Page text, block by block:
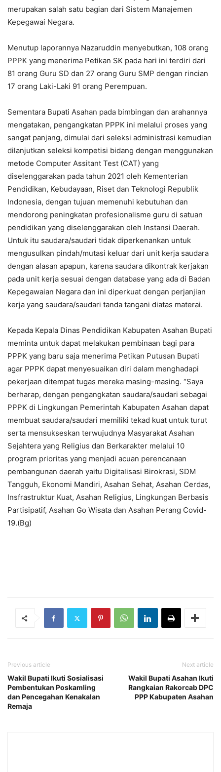
merupakan salah satu bagian dari Sistem Manajemen
Kepegawai Negara.
Menutup laporannya Nazaruddin menyebutkan, 108 orang
PPPK yang menerima Petikan SK pada hari ini terdiri dari
81 orang Guru SD dan 27 orang Guru SMP dengan rincian
17 orang Laki-Laki 91 orang Perempuan.
Sementara Bupati Asahan pada bimbingan dan arahannya
mengatakan, pengangkatan PPPK ini melalui proses yang
sangat panjang, dimulai dari seleksi administrasi kemudian
dilanjutkan seleksi kompetisi bidang dengan menggunakan
metode Computer Assitant Test (CAT) yang
diselenggarakan pada tahun 2021 oleh Kementerian
Pendidikan, Kebudayaan, Riset dan Teknologi Republik
Indonesia, dengan tujuan memenuhi kebutuhan dan
mendorong peningkatan profesionalisme guru di satuan
pendidikan yang diselenggarakan oleh Instansi Daerah.
Untuk itu saudara/saudari tidak diperkenankan untuk
mengusulkan pindah/mutasi keluar dari unit kerja saudara
dengan alasan apapun, karena saudara dikontrak kerjakan
pada unit kerja sesuai dengan database yang ada di Badan
Kepegawaian Negara dan ini diperkuat dengan perjanjian
kerja yang saudara/saudari tanda tangani diatas materai.
Kepada Kepala Dinas Pendidikan Kabupaten Asahan Bupati
meminta untuk dapat melakukan pembinaan bagi para
PPPK yang baru saja menerima Petikan Putusan Bupati
agar PPPK dapat menyesuaikan diri dalam menghadapi
pekerjaan ditempat tugas mereka masing-masing. “Saya
berharap, dengan pengangkatan saudara/saudari sebagai
PPPK di Lingkungan Pemerintah Kabupaten Asahan dapat
membuat saudara/saudari memiliki tekad kuat untuk turut
serta mensukseskan terwujudnya Masyarakat Asahan
Sejahtera yang Religius dan Berkarakter melalui 10
program prioritas yang menjadi acuan perencanaan
pembangunan daerah yaitu Digitalisasi Birokrasi, SDM
Tangguh, Ekonomi Mandiri, Asahan Sehat, Asahan Cerdas,
Insfrastruktur Kuat, Asahan Religius, Lingkungan Berbasis
Partisipatif, Asahan Go Wisata dan Asahan Perang Covid-
19.(Bg)
Previous article
Wakil Bupati Ikuti Sosialisasi
Pembentukan Poskamling
dan Pencegahan Kenakalan
Remaja
Next article
Wakil Bupati Asahan Ikuti
Rangkaian Rakorcab DPC
PPP Kabupaten Asahan